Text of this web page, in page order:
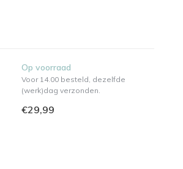
Op voorraad
Voor 14.00 besteld, dezelfde
(werk)dag verzonden.
€29,99